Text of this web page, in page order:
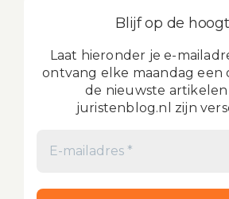
Blijf op de
Laat hieronder je e-
ontvang elke maandag een
de nieuwste artikelen
juristenblog.nl zijn